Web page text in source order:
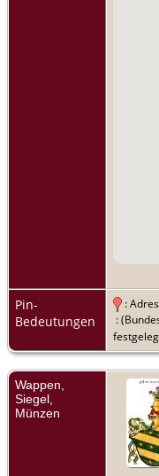
Pin-
Bedeutungen
:
:
Wappen,
Siegel,
Münzen